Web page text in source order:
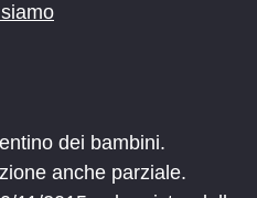
dei bambini.
anche parziale.